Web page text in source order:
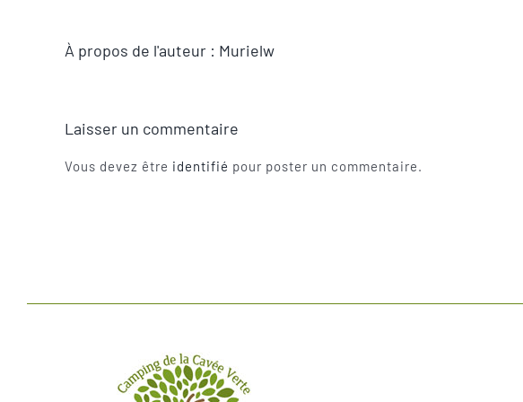
À propos de l'auteur : Murielw
Laisser un commentaire
Vous devez être identifié pour poster un commentaire.